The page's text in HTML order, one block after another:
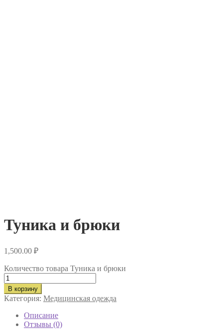
Туника и брюки
1,500.00 ₽
Количество товара Туника и брюки
В корзину
Категория: Медицинская одежда
Описание
Отзывы (0)